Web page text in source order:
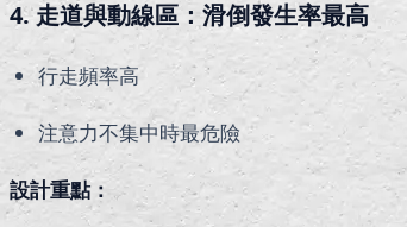
4. 走道與動線區：滑倒發生率最高
行走頻率高
注意力不集中時最危險
設計重點：